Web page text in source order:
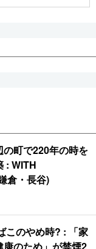
町で220年の時を
: WITH
倉・長谷)
このやめ時? : 「家
のため」が禁煙2